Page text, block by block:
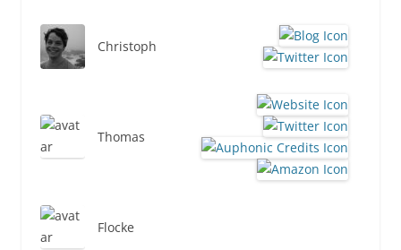
Christoph
Thomas
Flocke